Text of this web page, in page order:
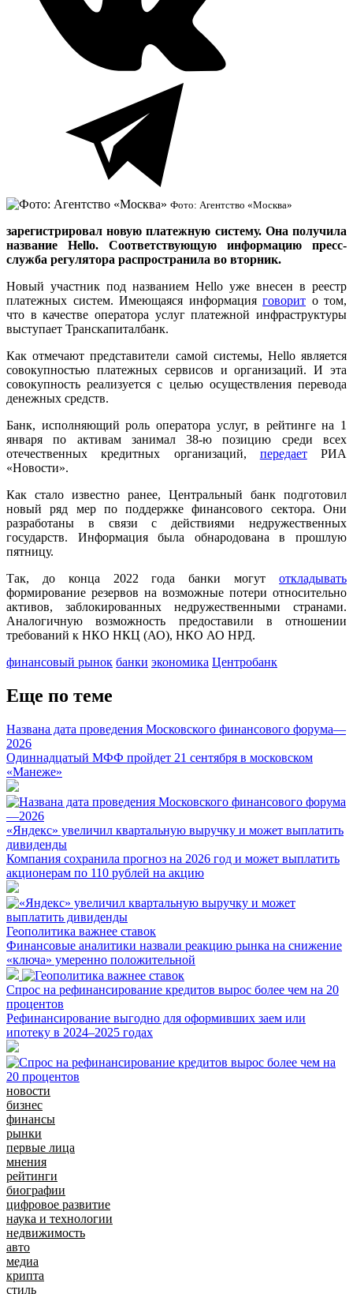
Фото: Агентство «Москва»
зарегистрировал новую платежную систему. Она получила
название Hello. Соответствующую информацию пресс-
служба регулятора распространила во вторник.
Новый участник под названием Hello уже внесен в реестр
платежных систем. Имеющаяся информация говорит о том,
что в качестве оператора услуг платежной инфраструктуры
выступает Транскапиталбанк.
Как отмечают представители самой системы, Hello является
совокупностью платежных сервисов и организаций. И эта
совокупность реализуется с целью осуществления перевода
денежных средств.
Банк, исполняющий роль оператора услуг, в рейтинге на 1
января по активам занимал 38-ю позицию среди всех
отечественных кредитных организаций, передаетРИА
«Новости».
Как стало известно ранее, Центральный банк подготовил
новый ряд мер по поддержке финансового сектора. Они
разработаны в связи с действиями недружественных
государств. Информация была обнародована в прошлую
пятницу.
Так, до конца 2022 года банки могут откладывать
формирование резервов на возможные потери относительно
активов, заблокированных недружественными странами.
Аналогичную возможность предоставили в отношении
требований к НКО НКЦ (АО), НКО АО НРД.
финансовый рынок банки экономика Центробанк
Еще по теме
Названа дата проведения Московского финансового форума—
2026
Одиннадцатый МФФ пройдет 21 сентября в московском
«Манеже»
«Яндекс» увеличил квартальную выручку и может выплатить
дивиденды
Компания сохранила прогноз на 2026 год и может выплатить
акционерам по 110 рублей на акцию
Геополитика важнее ставок
Финансовые аналитики назвали реакцию рынка на снижение
«ключа» умеренно положительной
Спрос на рефинансирование кредитов вырос более чем на 20
процентов
Рефинансирование выгодно для оформивших заем или
ипотеку в 2024–2025 годах
новости
бизнес
финансы
рынки
первые лица
мнения
рейтинги
биографии
цифровое развитие
наука и технологии
недвижимость
авто
медиа
крипта
стиль